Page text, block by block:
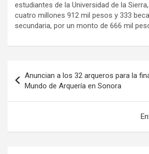
estudiantes de la Universidad de la
cuatro millones 912 mil pesos y 333
secundaria, por un monto de 666 mil
de
entradas
Anuncian a los 32 arqueros para la
Mundo de Arquería en Sonora